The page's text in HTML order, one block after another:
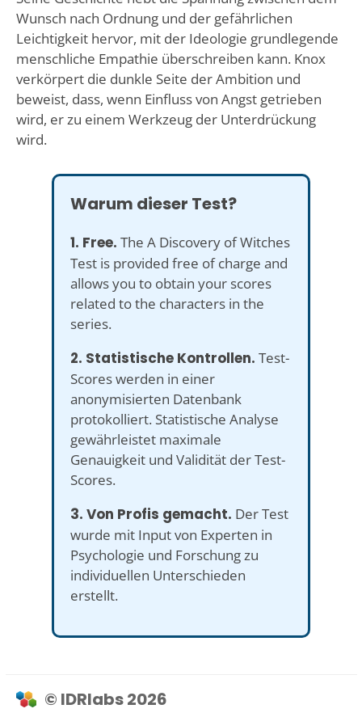
Wunsch nach Ordnung und der gefährlichen
Leichtigkeit hervor, mit der Ideologie grundlegende
menschliche Empathie überschreiben kann. Knox
verkörpert die dunkle Seite der Ambition und
beweist, dass, wenn Einfluss von Angst getrieben
wird, er zu einem Werkzeug der Unterdrückung
wird.
Warum dieser Test?
1. Free. The A Discovery of Witches
Test is provided free of charge and
allows you to obtain your scores
related to the characters in the
series.
2. Statistische Kontrollen. Test-
Scores werden in einer
anonymisierten Datenbank
protokolliert. Statistische Analyse
gewährleistet maximale
Genauigkeit und Validität der Test-
Scores.
3. Von Profis gemacht. Der Test
wurde mit Input von Experten in
Psychologie und Forschung zu
individuellen Unterschieden
erstellt.
© IDRlabs 2026